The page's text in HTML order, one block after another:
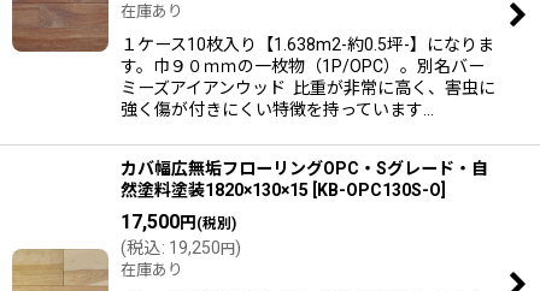
在庫あり
１ケース10枚入り【1.638m2-約0.5坪-】になりま
す。巾９０ｍｍの一枚物（1P/OPC）。別名バー
ミーズアイアンウッド 比重が非常に高く、害虫に
強く傷が付きにくい特徴を持っています…
カバ幅広無垢フローリングOPC・Sグレード・自
然塗料塗装1820×130×15
KB-OPC130S-O
17,500円 (税別)
(税込: 19,250 円 )
在庫あり